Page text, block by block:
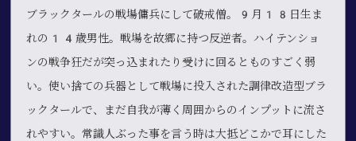
ブラックタールの戦場傭兵にして破戒僧。9月18日生ま
れの14歳男性。戦場を故郷に持つ反逆者。ハイテンショ
ンの戦争狂だが突っ込まれたり受けに回るとものすごく弱
い。使い捨ての兵器として戦場に投入された調律改造型ブラ
ックタールで、まだ自我が薄く周囲からのインプットに流さ
れやすい。常識人ぶった事を言う時は大抵どこかで耳にした